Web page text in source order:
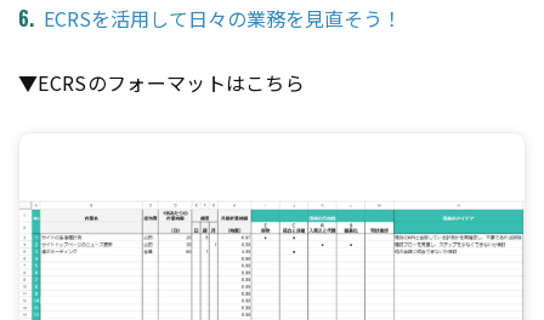
ECRSを活用して日々の業務を見直そう！
▼ECRSのフォーマットはこちら